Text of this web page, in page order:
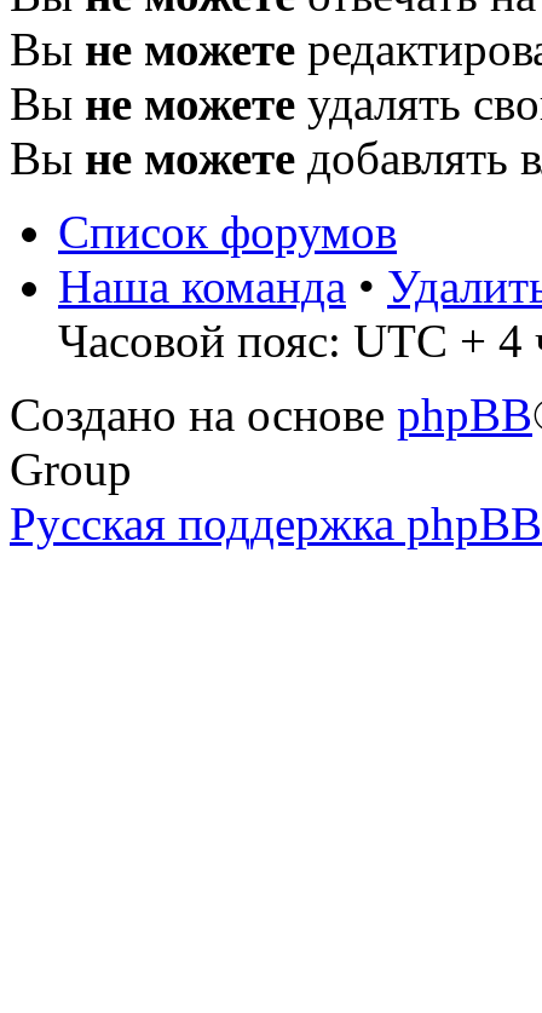
Вы не можете
Вы не можете удалять
Вы не можете добавлять
Список форумов
Наша команда •
Часовой пояс: UTC + 4
Создано на основе phpBB
Group
Русская поддержка phpBB